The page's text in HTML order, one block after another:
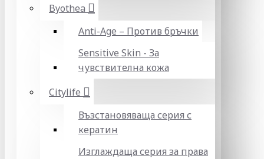
Byothea
Anti-Age – Против бръчки
Sensitive Skin - За
чувствителна кожа
Citylife
Възстановяваща серия с
кератин
Изглаждаща серия за права